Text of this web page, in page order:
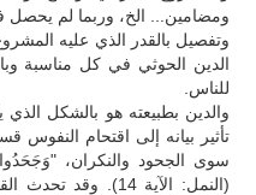
ومضامين... الخ، وربما لم
وتفصيل بالقدر الذي عليه
الدين الحوثي في كل مناسبة
للناس.
والدين بطبيعته هو بالشكل
تأثير بيانه إلى اقتحام النفوس
سوى الجحود والنكران،
(النمل: الآية 14).